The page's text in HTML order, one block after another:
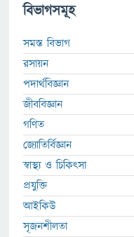
বিভাগসমূহ
সমস্ত বিভাগ
রসায়ন
পদার্থবিজ্ঞান
জীববিজ্ঞান
গণিত
জ্যোতির্বিজ্ঞান
স্বাস্থ্য ও চিকিৎসা
প্রযুক্তি
আইকিউ
সৃজনশীলতা